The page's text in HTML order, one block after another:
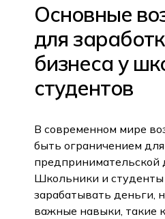
Основные
для
бизнеса у
студентов
В современном мире
быть ограничением
предпринимательской
Школьники и студенты
зарабатывать деньги,
важные навыки, такие